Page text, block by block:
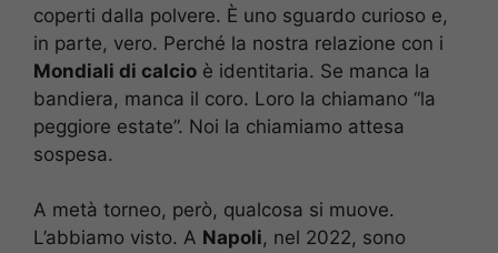
coperti dalla polvere. È uno sguardo curioso e,
in parte, vero. Perché la nostra relazione con i
Mondiali di calcio è identitaria. Se manca la
bandiera, manca il coro. Loro la chiamano “la
peggiore estate”. Noi la chiamiamo attesa
sospesa.
A metà torneo, però, qualcosa si muove.
L’abbiamo visto. A Napoli, nel 2022, sono